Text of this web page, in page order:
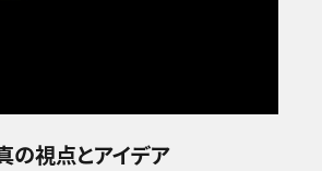
の視点とアイデア